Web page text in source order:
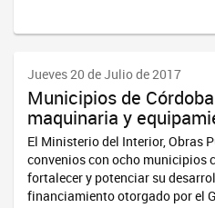
Jueves 20 de Julio de 2017
Municipios de
maquinaria y
El Ministerio del Interior, Obras
convenios con ocho municipios
fortalecer y potenciar su
financiamiento otorgado por el